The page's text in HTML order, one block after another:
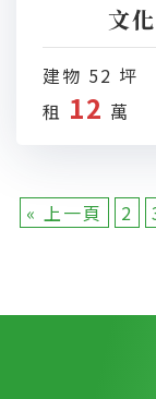
文
建物 52 坪
租 12 萬
« 上一頁 2